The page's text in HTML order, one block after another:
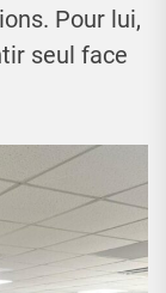
Pour lui,
seul face